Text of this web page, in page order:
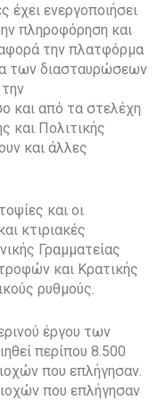
έχει ενεργοποιήσει
πληροφόρηση και
την πλατφόρμα
των διασταυρώσεων
και από τα στελέχη
και Πολιτικής
και άλλες
και οι
κτιριακές
Γραμματείας
και Κρατικής
ρυθμούς.
έργου των
περίπου 8.500
που επλήγησαν.
που επλήγησαν